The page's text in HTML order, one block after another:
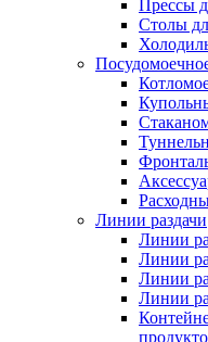
Прессы
Столы
Линии раздачи
Линии
Линии
Линии
Линии